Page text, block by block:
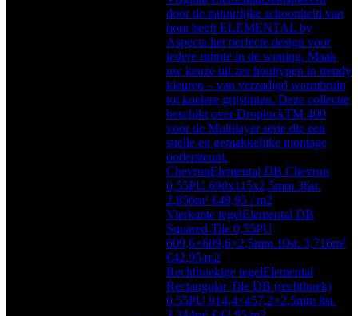
door de natuurlijke schoonheid van
hout heeft ELEMENTAL by
Aspecta het perfecte design voor
iedere ruimte in de woning. Maak
uw keuze uit zes houttypen in trendy
kleuren – van verzadigd warmbruin
tot koelere grijstinten. Deze collectie
beschikt over DroplockTM 400
voor de Multilayer serie die een
snelle en gemakkelijke montage
ondersteunt.
ChevronElemental DB Chevron
0,55PU 690x115x2,5mm 36st.
2,856m² €49,95 / m2
Vierkante tegelElemental DB
Squared Tile 0,55PU
609,6×609,6×2,5mm 10st. 3,716m²
€42,95/m2
Rechthoekige tegelElemental
Rectangular Tile DB (rechthoek)
0,55PU 914,4×457,2×2,5mm 8st.